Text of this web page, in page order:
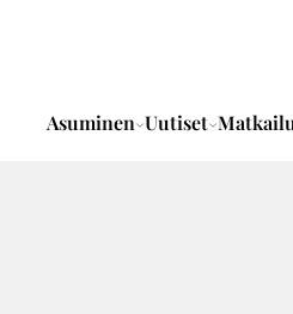
Asuminen Uutiset